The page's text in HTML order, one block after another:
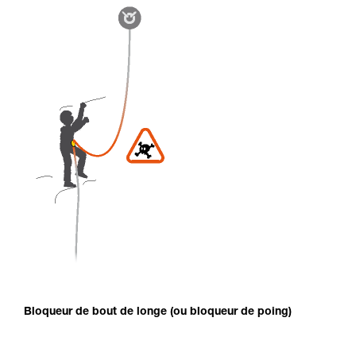
Bloqueur de bout de longe (ou bloqueur de poing)